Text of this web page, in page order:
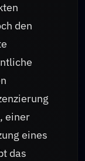
den
einer
eines
das